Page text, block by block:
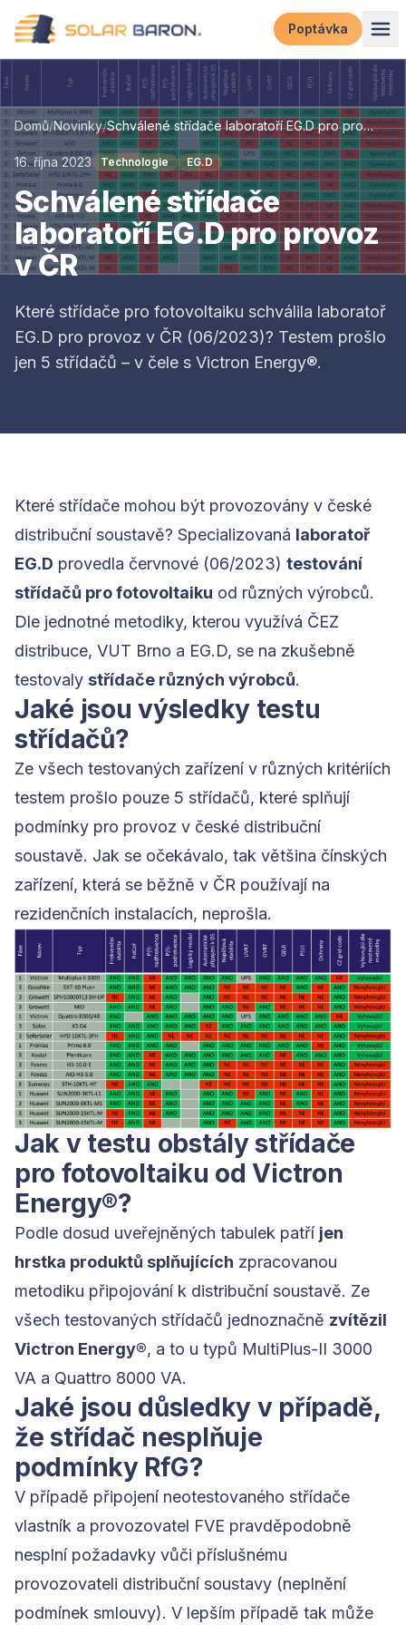
Přeskočit na obsah
Poptávka
Domů/Novinky/ Schválené střídače laboratoří EG.D pro provoz v ČR
16. října 2023 Technologie EG.D
Schválené střídače
laboratoří EG.D pro provoz
v ČR
Které střídače pro fotovoltaiku schválila laboratoř
EG.D pro provoz v ČR (06/2023)? Testem prošlo
jen 5 střídačů – v čele s Victron Energy®.
Které střídače mohou být provozovány v české
distribuční soustavě? Specializovaná laboratoř
EG.D provedla červnové (06/2023) testování
střídačů pro fotovoltaiku od různých výrobců.
Dle jednotné metodiky, kterou využívá ČEZ
distribuce, VUT Brno a EG.D, se na zkušebně
testovaly střídače různých výrobců.
Jaké jsou výsledky testu
střídačů?
Ze všech testovaných zařízení v různých kritériích
testem prošlo pouze 5 střídačů, které splňují
podmínky pro provoz v české distribuční
soustavě. Jak se očekávalo, tak většina čínských
zařízení, která se běžně v ČR používají na
rezidenčních instalacích, neprošla.
Jak v testu obstály střídače
pro fotovoltaiku od Victron
Energy®?
Podle dosud uveřejněných tabulek patří jen
hrstka produktů splňujících zpracovanou
metodiku připojování k distribuční soustavě. Ze
všech testovaných střídačů jednoznačně zvítězil
Victron Energy®, a to u typů MultiPlus-II 3000
VA a Quattro 8000 VA.
Jaké jsou důsledky v případě,
že střídač nesplňuje
podmínky RfG?
V případě připojení neotestovaného střídače
vlastník a provozovatel FVE pravděpodobně
nesplní požadavky vůči příslušnému
provozovateli distribuční soustavy (neplnění
podmínek smlouvy). V lepším případě tak může